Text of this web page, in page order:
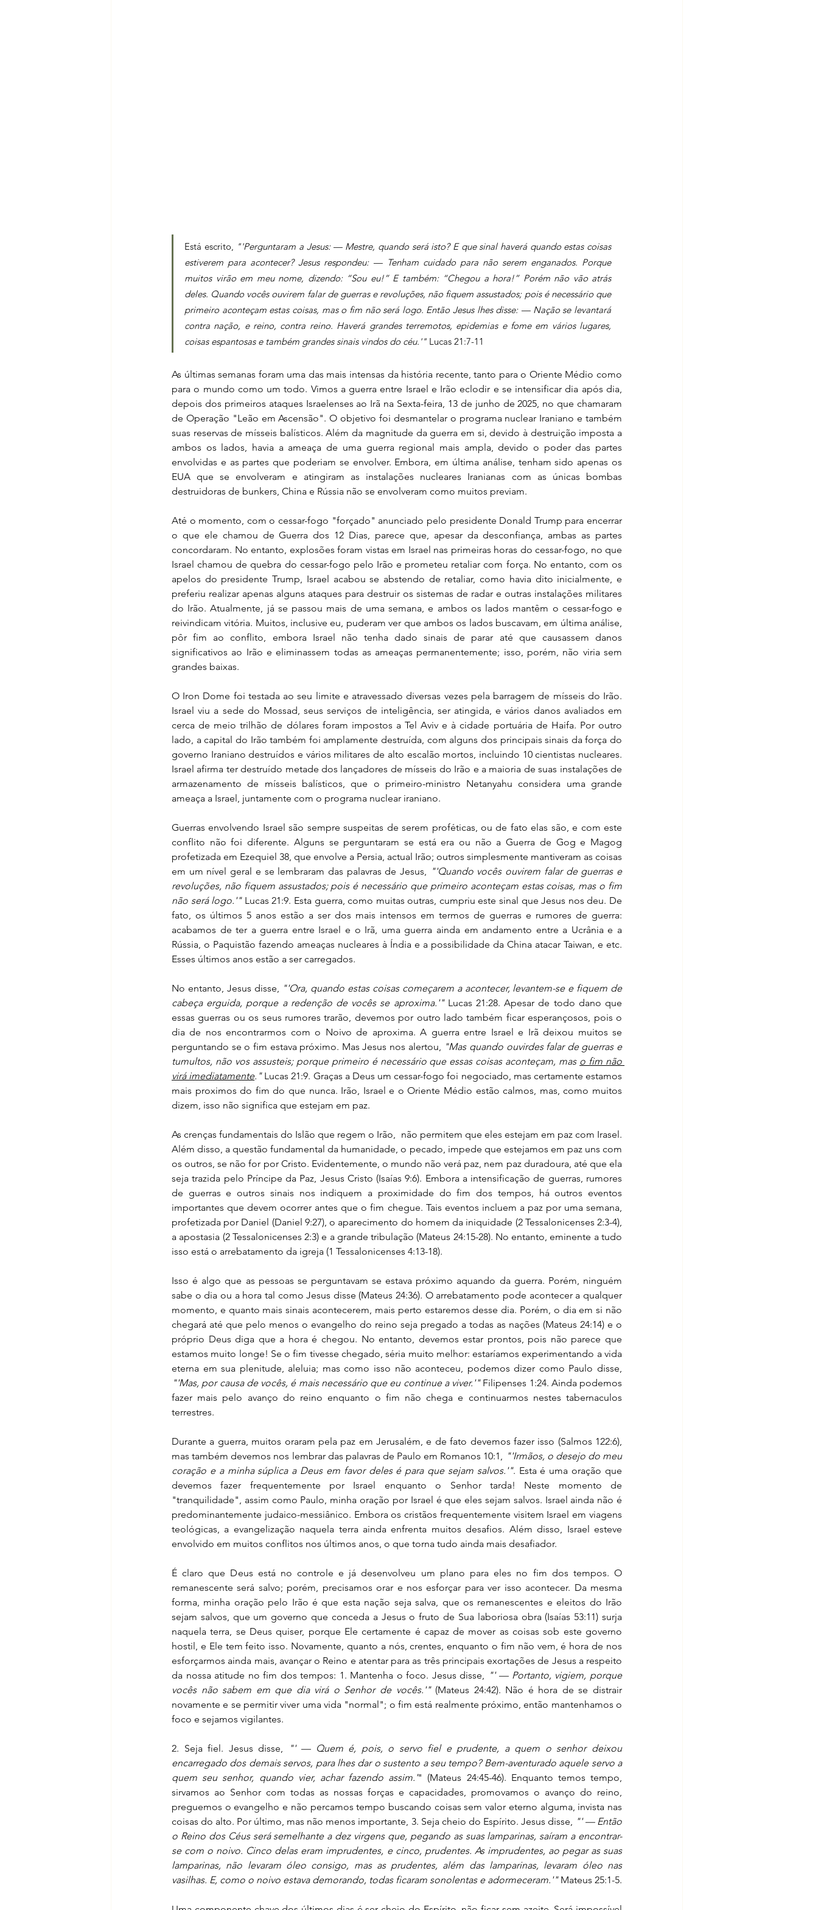
Está escrito,
"'Perguntaram a Jesus: — Mestre, quando será isto? E que sinal haverá quando estas coisas
estiverem para acontecer? Jesus respondeu: — Tenham cuidado para não serem enganados. Porque
muitos virão em meu nome, dizendo: “Sou eu!” E também: “Chegou a hora!” Porém não vão atrás
deles. Quando vocês ouvirem falar de guerras e revoluções, não fiquem assustados; pois é necessário que
primeiro aconteçam estas coisas, mas o fim não será logo. Então Jesus lhes disse: — Nação se levantará
contra nação, e reino, contra reino. Haverá grandes terremotos, epidemias e fome em vários lugares,
coisas espantosas e também grandes sinais vindos do céu.'" Lucas 21:7-11
As últimas semanas foram uma das mais intensas da história recente, tanto para o Oriente Médio como
para o mundo como um todo. Vimos a guerra entre Israel e Irão eclodir e se intensificar dia após dia,
depois dos primeiros ataques Israelenses ao Irã na Sexta-feira, 13 de junho de 2025, no que chamaram
de Operação "Leão em Ascensão". O objetivo foi desmantelar o programa nuclear Iraniano e também
suas reservas de mísseis balísticos. Além da magnitude da guerra em si, devido à destruição imposta a
ambos os lados, havia a ameaça de uma guerra regional mais ampla, devido o poder das partes
envolvidas e as partes que poderiam se envolver. Embora, em última análise, tenham sido apenas os
EUA que se envolveram e atingiram as instalações nucleares Iranianas com as únicas bombas
destruidoras de bunkers, China e Rússia não se envolveram como muitos previam.
Até o momento, com o cessar-fogo "forçado" anunciado pelo presidente Donald Trump para encerrar
o que ele chamou de Guerra dos 12 Dias, parece que, apesar da desconfiança, ambas as partes
concordaram. No entanto, explosões foram vistas em Israel nas primeiras horas do cessar-fogo, no que
Israel chamou de quebra do cessar-fogo pelo Irão e prometeu retaliar com força. No entanto, com os
apelos do presidente Trump, Israel acabou se abstendo de retaliar, como havia dito inicialmente, e
preferiu realizar apenas alguns ataques para destruir os sistemas de radar e outras instalações militares
do Irão. Atualmente, já se passou mais de uma semana, e ambos os lados mantêm o cessar-fogo e
reivindicam vitória. Muitos, inclusive eu, puderam ver que ambos os lados buscavam, em última análise,
pôr fim ao conflito, embora Israel não tenha dado sinais de parar até que causassem danos
significativos ao Irão e eliminassem todas as ameaças permanentemente; isso, porém, não viria sem
grandes baixas.
O Iron Dome foi testada ao seu limite e atravessado diversas vezes pela barragem de mísseis do Irão.
Israel viu a sede do Mossad, seus serviços de inteligência, ser atingida, e vários danos avaliados em
cerca de meio trilhão de dólares foram impostos a Tel Aviv e à cidade portuária de Haifa. Por outro
lado, a capital do Irão também foi amplamente destruída, com alguns dos principais sinais da força do
governo Iraniano destruídos e vários militares de alto escalão mortos, incluindo 10 cientistas nucleares.
Israel afirma ter destruído metade dos lançadores de mísseis do Irão e a maioria de suas instalações de
armazenamento de mísseis balísticos, que o primeiro-ministro Netanyahu considera uma grande
ameaça a Israel, juntamente com o programa nuclear iraniano.
Guerras envolvendo Israel são sempre suspeitas de serem proféticas, ou de fato elas são, e com este
conflito não foi diferente. Alguns se perguntaram se está era ou não a Guerra de Gog e Magog
profetizada em Ezequiel 38, que envolve a Persia, actual Irão; outros simplesmente mantiveram as coisas
em um nível geral e se lembraram das palavras de Jesus,
"'Quando vocês ouvirem falar de guerras e
revoluções, não fiquem assustados; pois é necessário que primeiro aconteçam estas coisas, mas o fim
não será logo.'" Lucas 21:9. Esta guerra, como muitas outras, cumpriu este sinal que Jesus nos deu. De
fato, os últimos 5 anos estão a ser dos mais intensos em termos de guerras e rumores de guerra:
acabamos de ter a guerra entre Israel e o Irã, uma guerra ainda em andamento entre a Ucrânia e a
Rússia, o Paquistão fazendo ameaças nucleares à Índia e a possibilidade da China atacar Taiwan, e etc.
Esses últimos anos estão a ser carregados.
No entanto, Jesus disse,
"'Ora, quando estas coisas começarem a acontecer, levantem-se e fiquem de
cabeça erguida, porque a redenção de vocês se aproxima.'" Lucas 21:28. Apesar de todo dano que
essas guerras ou os seus rumores trarão, devemos por outro lado também ficar esperançosos, pois o
dia de nos encontrarmos com o Noivo de aproxima. A guerra entre Israel e Irã deixou muitos se
perguntando se o fim estava próximo. Mas Jesus nos alertou,
"Mas quando ouvirdes falar de guerras e
tumultos, não vos assusteis; porque primeiro é necessário que essas coisas aconteçam, mas o fim não
virá imediatamente." Lucas 21:9. Graças a Deus um cessar-fogo foi negociado, mas certamente estamos
mais proximos do fim do que nunca. Irão, Israel e o Oriente Médio estão calmos, mas, como muitos
dizem, isso não significa que estejam em paz.
As crenças fundamentais do Islão que regem o Irão,  não permitem que eles estejam em paz com Irasel.
Além disso, a questão fundamental da humanidade, o pecado, impede que estejamos em paz uns com
os outros, se não for por Cristo. Evidentemente, o mundo não verá paz, nem paz duradoura, até que ela
seja trazida pelo Príncipe da Paz, Jesus Cristo (Isaías 9:6). Embora a intensificação de guerras, rumores
de guerras e outros sinais nos indiquem a proximidade do fim dos tempos, há outros eventos
importantes que devem ocorrer antes que o fim chegue. Tais eventos incluem a paz por uma semana,
profetizada por Daniel (Daniel 9:27), o aparecimento do homem da iniquidade (2 Tessalonicenses 2:3-4),
a apostasia (2 Tessalonicenses 2:3) e a grande tribulação (Mateus 24:15-28). No entanto, eminente a tudo
isso está o arrebatamento da igreja (1 Tessalonicenses 4:13-18).
Isso é algo que as pessoas se perguntavam se estava próximo aquando da guerra. Porém, ninguém
sabe o dia ou a hora tal como Jesus disse (Mateus 24:36). O arrebatamento pode acontecer a qualquer
momento, e quanto mais sinais acontecerem, mais perto estaremos desse dia. Porém, o dia em si não
chegará até que pelo menos o evangelho do reino seja pregado a todas as nações (Mateus 24:14) e o
próprio Deus diga que a hora é chegou. No entanto, devemos estar prontos, pois não parece que
estamos muito longe! Se o fim tivesse chegado, séria muito melhor: estaríamos experimentando a vida
"'Mas, por causa de vocês, é mais necessário que eu continue a viver.'" Filipenses 1:24. Ainda podemos
fazer mais pelo avanço do reino enquanto o fim não chega e continuarmos nestes tabernaculos
terrestres.
Durante a guerra, muitos oraram pela paz em Jerusalém, e de fato devemos fazer isso (Salmos 122:6),
mas também devemos nos lembrar das palavras de Paulo em Romanos 10:1,
"'Irmãos, o desejo do meu
coração e a minha súplica a Deus em favor deles é para que sejam salvos.'". Esta é uma oração que
devemos fazer frequentemente por Israel enquanto o Senhor tarda! Neste momento de
"tranquilidade", assim como Paulo, minha oração por Israel é que eles sejam salvos. Israel ainda não é
predominantemente judaico-messiânico. Embora os cristãos frequentemente visitem Israel em viagens
teológicas, a evangelização naquela terra ainda enfrenta muitos desafios. Além disso, Israel esteve
envolvido em muitos conflitos nos últimos anos, o que torna tudo ainda mais desafiador.
É claro que Deus está no controle e já desenvolveu um plano para eles no fim dos tempos. O
remanescente será salvo; porém, precisamos orar e nos esforçar para ver isso acontecer. Da mesma
forma, minha oração pelo Irão é que esta nação seja salva, que os remanescentes e eleitos do Irão
sejam salvos, que um governo que conceda a Jesus o fruto de Sua laboriosa obra (Isaías 53:11) surja
naquela terra, se Deus quiser, porque Ele certamente é capaz de mover as coisas sob este governo
hostil, e Ele tem feito isso. Novamente, quanto a nós, crentes, enquanto o fim não vem, é hora de nos
esforçarmos ainda mais, avançar o Reino e atentar para as três principais exortações de Jesus a respeito
da nossa atitude no fim dos tempos: 1. Mantenha o foco. Jesus disse,
"' — Portanto, vigiem, porque
vocês não sabem em que dia virá o Senhor de vocês.'" (Mateus 24:42). Não é hora de se distrair
novamente e se permitir viver uma vida "normal"; o fim está realmente próximo, então mantenhamos o
foco e sejamos vigilantes.
2. Seja fiel. Jesus disse,
"' — Quem é, pois, o servo fiel e prudente, a quem o senhor deixou
encarregado dos demais servos, para lhes dar o sustento a seu tempo? Bem-aventurado aquele servo a
quem seu senhor, quando vier, achar fazendo assim.'" (Mateus 24:45-46). Enquanto temos tempo,
sirvamos ao Senhor com todas as nossas forças e capacidades, promovamos o avanço do reino,
preguemos o evangelho e não percamos tempo buscando coisas sem valor eterno alguma, invista nas
coisas do alto. Por último, mas não menos importante, 3. Seja cheio do Espírito. Jesus disse,
"' — Então
o Reino dos Céus será semelhante a dez virgens que, pegando as suas lamparinas, saíram a encontrar-
se com o noivo. Cinco delas eram imprudentes, e cinco, prudentes. As imprudentes, ao pegar as suas
lamparinas, não levaram óleo consigo, mas as prudentes, além das lamparinas, levaram óleo nas
vasilhas. E, como o noivo estava demorando, todas ficaram sonolentas e adormeceram.'"